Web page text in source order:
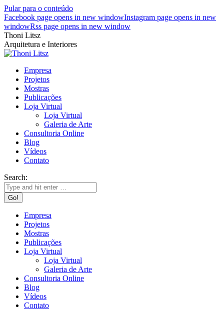
Pular para o conteúdo
Facebook page opens in new windowInstagram page opens in new
windowRss page opens in new window
Thoni Litsz
Arquitetura e Interiores
Empresa
Projetos
Mostras
Publicações
Loja Virtual
Loja Virtual
Galeria de Arte
Consultoria Online
Blog
Vídeos
Contato
Search:
Empresa
Projetos
Mostras
Publicações
Loja Virtual
Loja Virtual
Galeria de Arte
Consultoria Online
Blog
Vídeos
Contato